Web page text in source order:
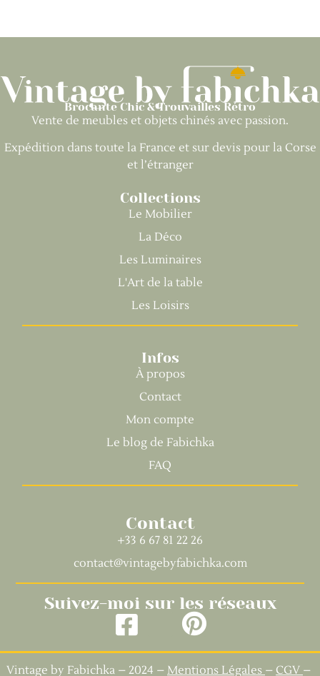
Brocante Chic & Trouvailles Rétro
Vente de meubles et objets chinés avec passion.
Expédition dans toute la France et sur devis pour la Corse
et l’étranger
Collections
Le Mobilier
La Déco
Les Luminaires
L'Art de la table
Les Loisirs
Infos
À propos
Contact
Mon compte
Le blog de Fabichka
FAQ
Contact
+33 6 67 81 22 26
contact@vintagebyfabichka.com
Suivez-moi sur les réseaux
Vintage by Fabichka – 2024 – Mentions Légales – CGV –